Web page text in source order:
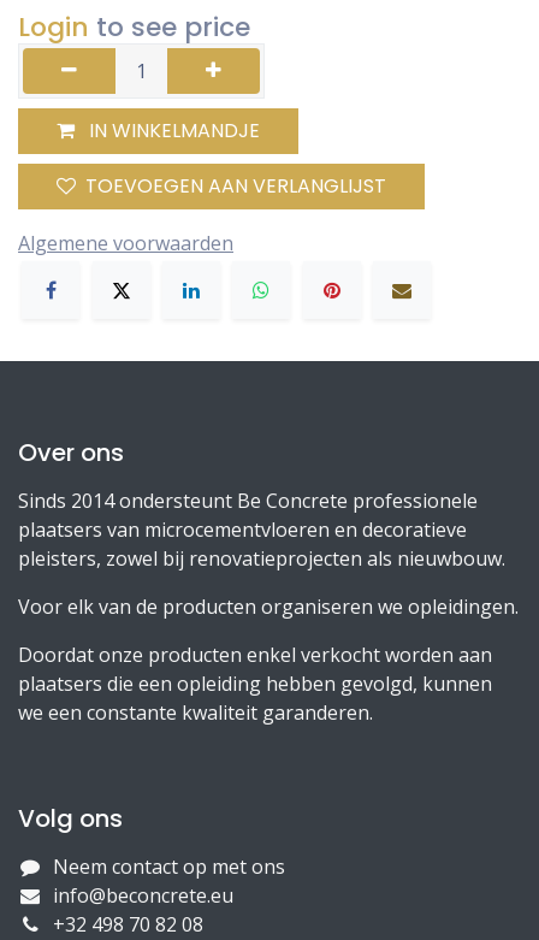
Login to see price
IN WINKELMANDJE
TOEVOEGEN AAN VERLANGLIJST
Algemene voorwaarden
Over ons
Sinds 2014 ondersteunt Be Concrete professionele
plaatsers van microcementvloeren en decoratieve
pleisters, zowel bij renovatieprojecten als nieuwbouw.
Voor elk van de producten organiseren we opleidingen.
Doordat onze producten enkel verkocht worden aan
plaatsers die een opleiding hebben gevolgd, kunnen
we een constante kwaliteit garanderen.
Volg ons
Neem contact op met ons
info@beconcrete.eu
+32 498 70 82 08